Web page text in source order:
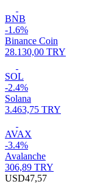
BNB
-1.6%
Binance Coin
28.130,00 TRY
SOL
-2.4%
Solana
3.463,75 TRY
AVAX
-3.4%
Avalanche
306,89 TRY
USD47,57